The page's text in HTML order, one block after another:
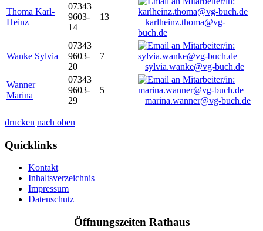
Thoma Karl-
Heinz
07343
9603-
14
13
karlheinz.thoma@vg-
buch.de
Wanke Sylvia
07343
9603-
20
7
sylvia.wanke@vg-buch.de
Wanner
Marina
07343
9603-
29
5
marina.wanner@vg-buch.de
drucken nach oben
Quicklinks
Kontakt
Inhaltsverzeichnis
Impressum
Datenschutz
Öffnungszeiten Rathaus